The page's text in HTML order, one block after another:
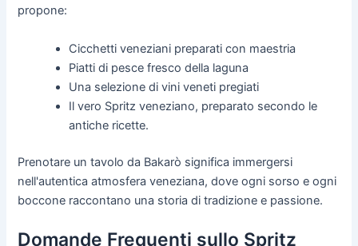
propone:
Cicchetti veneziani preparati con maestria
Piatti di pesce fresco della laguna
Una selezione di vini veneti pregiati
Il vero Spritz veneziano, preparato secondo le
antiche ricette.
Prenotare un tavolo da Bakarò significa immergersi
nell'autentica atmosfera veneziana, dove ogni sorso e ogni
boccone raccontano una storia di tradizione e passione.
Domande Frequenti sullo Spritz